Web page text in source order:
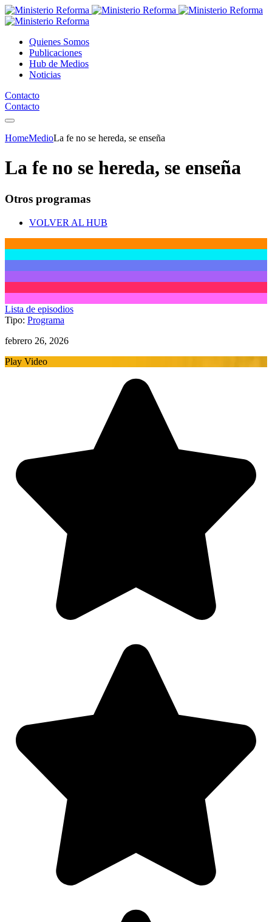
Quienes Somos
Publicaciones
Hub de Medios
Noticias
Contacto
Contacto
HomeMedioLa fe no se hereda, se enseña
La fe no se hereda, se enseña
Otros programas
VOLVER AL HUB
Lista de episodios
Tipo: Programa
febrero 26, 2026
Play Video